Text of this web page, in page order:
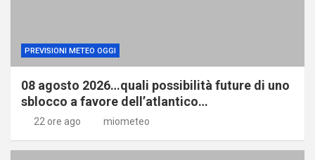
PREVISIONI METEO OGGI
08 agosto 2026…quali possibilità future di uno
sblocco a favore dell’atlantico…
22 ore ago miometeo